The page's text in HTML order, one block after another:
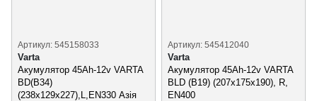
Артикул: 545158033
Varta
Акумулятор 45Ah-12v VARTA
BD(B34)
(238х129х227),L,EN330 Азія
Артикул: 545412040
Varta
Акумулятор 45Ah-12v VARTA
BLD (B19) (207х175х190), R,
EN400